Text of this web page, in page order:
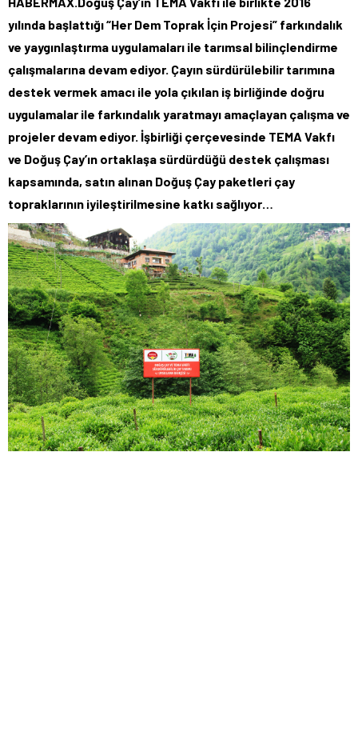
yılında başlattığı “Her Dem Toprak İçin Projesi” farkındalık
ve yaygınlaştırma uygulamaları ile tarımsal bilinçlendirme
çalışmalarına devam ediyor. Çayın sürdürülebilir tarımına
destek vermek amacı ile yola çıkılan iş birliğinde doğru
uygulamalar ile farkındalık yaratmayı amaçlayan çalışma ve
projeler devam ediyor. İşbirliği çerçevesinde TEMA Vakfı
ve Doğuş Çay’ın ortaklaşa sürdürdüğü destek çalışması
kapsamında, satın alınan Doğuş Çay paketleri çay
topraklarının iyileştirilmesine katkı sağlıyor…